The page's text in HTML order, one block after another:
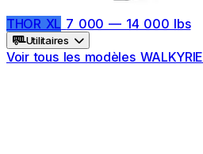
THOR XL 7 000 — 14 000 lbs
Utilitaires
Voir tous les modèles WALKYRIE